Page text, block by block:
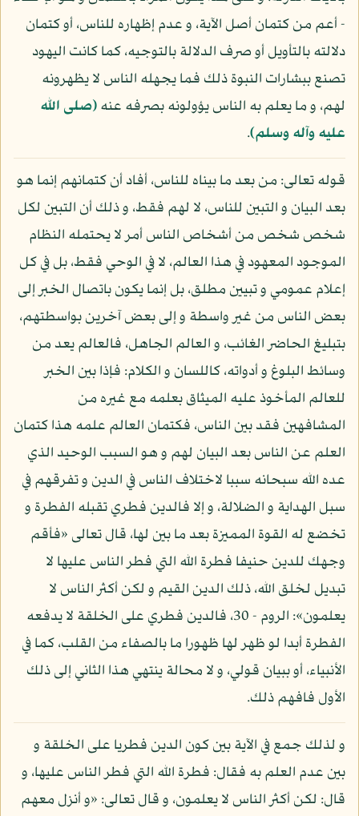
- أعم من كتمان أصل الآية، و عدم إظهاره للناس، أو كتمان
دلالته بالتأويل أو صرف الدلالة بالتوجيه، كما كانت اليهود
تصنع ببشارات النبوة ذلك فما يجهله الناس لا يظهرونه
لهم، و ما يعلم به الناس يؤولونه بصرفه عنه(صلى الله
عليه وآله وسلم).
قوله تعالى: من بعد ما بيناه للناس، أفاد أن كتمانهم إنما هو
بعد البيان و التبين للناس، لا لهم فقط، و ذلك أن التبين لكل
شخص شخص من أشخاص الناس أمر لا يحتمله النظام
الموجود المعهود في هذا العالم، لا في الوحي فقط، بل في كل
إعلام عمومي و تبيين مطلق، بل إنما يكون باتصال الخبر إلى
بعض الناس من غير واسطة و إلى بعض آخرين بواسطتهم،
بتبليغ الحاضر الغائب، و العالم الجاهل، فالعالم يعد من
وسائط البلوغ و أدواته، كاللسان و الكلام: فإذا بين الخبر
للعالم المأخوذ عليه الميثاق بعلمه مع غيره من
المشافهين فقد بين الناس، فكتمان العالم علمه هذا كتمان
العلم عن الناس بعد البيان لهم و هو السبب الوحيد الذي
عده الله سبحانه سببا لاختلاف الناس في الدين و تفرقهم في
سبل الهداية و الضلالة، و إلا فالدين فطري تقبله الفطرة و
تخضع له القوة المميزة بعد ما بين لها، قال تعالى «فأقم
وجهك للدين حنيفا فطرة الله التي فطر الناس عليها لا
تبديل لخلق الله، ذلك الدين القيم و لكن أكثر الناس لا
يعلمون»: الروم - 30، فالدين فطري على الخلقة لا يدفعه
الفطرة أبدا لو ظهر لها ظهورا ما بالصفاء من القلب، كما في
الأنبياء، أو ببيان قولي، و لا محالة ينتهي هذا الثاني إلى ذلك
الأول فافهم ذلك.
و لذلك جمع في الآية بين كون الدين فطريا على الخلقة و
بين عدم العلم به فقال: فطرة الله التي فطر الناس عليها، و
قال: لكن أكثر الناس لا يعلمون، و قال تعالى: «و أنزل معهم